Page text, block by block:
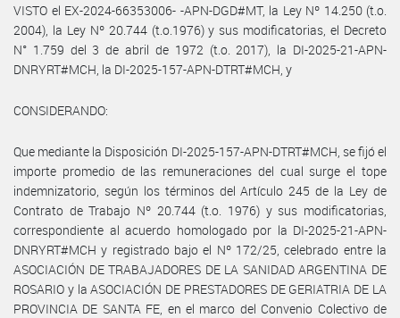
VISTO el EX-2024-66353006- -APN-DGD#MT, la Ley Nº 14.250 (t.o.
2004), la Ley Nº 20.744 (t.o.1976) y sus modificatorias, el Decreto
N° 1.759 del 3 de abril de 1972 (t.o. 2017), la DI-2025-21-APN-
DNRYRT#MCH, la DI-2025-157-APN-DTRT#MCH, y
CONSIDERANDO:
Que mediante la Disposición DI-2025-157-APN-DTRT#MCH, se fijó el
importe promedio de las remuneraciones del cual surge el tope
indemnizatorio, según los términos del Artículo 245 de la Ley de
Contrato de Trabajo Nº 20.744 (t.o. 1976) y sus modificatorias,
correspondiente al acuerdo homologado por la DI-2025-21-APN-
DNRYRT#MCH y registrado bajo el Nº 172/25, celebrado entre la
ASOCIACIÓN DE TRABAJADORES DE LA SANIDAD ARGENTINA DE
ROSARIO y la ASOCIACIÓN DE PRESTADORES DE GERIATRIA DE LA
PROVINCIA DE SANTA FE, en el marco del Convenio Colectivo de